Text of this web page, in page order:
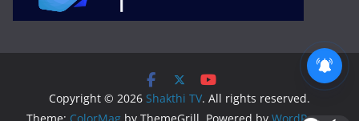
Copyright © 2026 Shakthi TV. All rights reserved.